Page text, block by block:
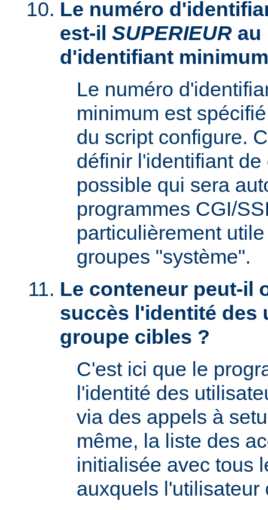
Le numéro
est-il SUPERIEUR au
d'identifiant
Le numéro
minimum est
du script configure.
définir l'identifiant
possible qui sera
programmes CGI/
particulièrement
groupes "système".
Le conteneur peut-il
succès l'identité des
groupe cibles ?
C'est ici que le
l'identité des
via des appels à
même, la liste des
initialisée avec tous
auxquels l'utilisateur